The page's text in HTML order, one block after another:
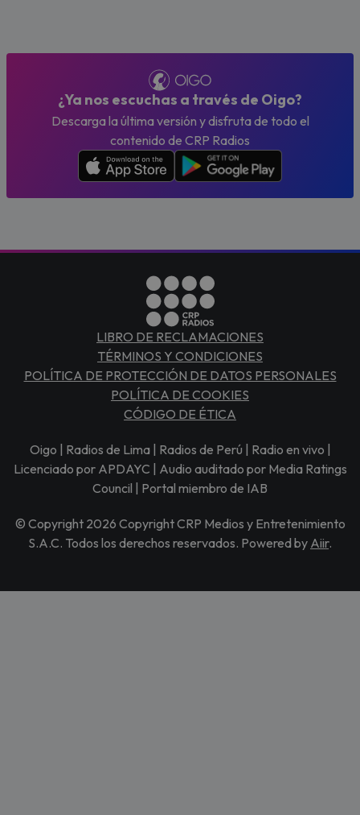
¿Ya nos escuchas a través de Oigo?
Descarga la última versión y disfruta de todo el
contenido de CRP Radios
LIBRO DE RECLAMACIONES
TÉRMINOS Y CONDICIONES
POLÍTICA DE PROTECCIÓN DE DATOS PERSONALES
POLÍTICA DE COOKIES
CÓDIGO DE ÉTICA
Oigo | Radios de Lima | Radios de Perú | Radio en vivo |
Licenciado por APDAYC | Audio auditado por Media Ratings
Council | Portal miembro de IAB
© Copyright 2026 Copyright CRP Medios y Entretenimiento
S.A.C. Todos los derechos reservados. Powered by Aiir.